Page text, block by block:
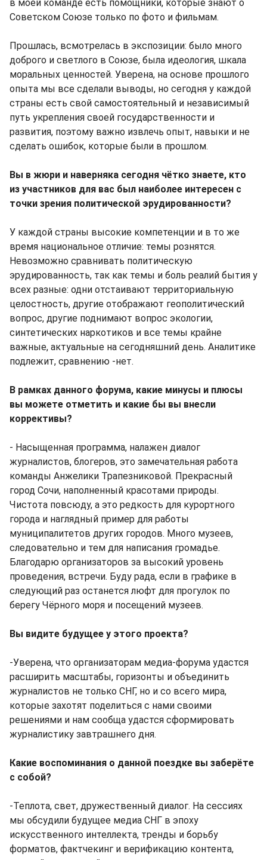
в моей команде есть помощники, которые знают о
Советском Союзе только по фото и фильмам.
Прошлась, всмотрелась в экспозиции: было много
доброго и светлого в Союзе, была идеология, шкала
моральных ценностей. Уверена, на основе прошлого
опыта мы все сделали выводы, но сегодня у каждой
страны есть свой самостоятельный и независимый
путь укрепления своей государственности и
развития, поэтому важно извлечь опыт, навыки и не
сделать ошибок, которые были в прошлом.
Вы в жюри и наверняка сегодня чётко знаете, кто
из участников для вас был наиболее интересен с
точки зрения политической эрудированности?
У каждой страны высокие компетенции и в то же
время национальное отличие: темы рознятся.
Невозможно сравнивать политическую
эрудированность, так как темы и боль реалий бытия у
всех разные: одни отстаивают территориальную
целостность, другие отображают геополитический
вопрос, другие поднимают вопрос экологии,
синтетических наркотиков и все темы крайне
важные, актуальные на сегодняшний день. Аналитике
подлежит, сравнению -нет.
В рамках данного форума, какие минусы и плюсы
вы можете отметить и какие бы вы внесли
коррективы?
- Насыщенная программа, налажен диалог
журналистов, блогеров, это замечательная работа
команды Анжелики Трапезниковой. Прекрасный
город Сочи, наполненный красотами природы.
Чистота повсюду, а это редкость для курортного
города и наглядный пример для работы
муниципалитетов других городов. Много музеев,
следовательно и тем для написания громадье.
Благодарю организаторов за высокий уровень
проведения, встречи. Буду рада, если в графике в
следующий раз останется люфт для прогулок по
берегу Чёрного моря и посещений музеев.
Вы видите будущее у этого проекта?
-Уверена, что организаторам медиа-форума удастся
расширить масштабы, горизонты и объединить
журналистов не только СНГ, но и со всего мира,
которые захотят поделиться с нами своими
решениями и нам сообща удастся сформировать
журналистику завтрашнего дня.
Какие воспоминания о данной поездке вы заберёте
с собой?
-Теплота, свет, дружественный диалог. На сессиях
мы обсудили будущее медиа СНГ в эпоху
искусственного интеллекта, тренды и борьбу
форматов, фактчекинг и верификацию контента,